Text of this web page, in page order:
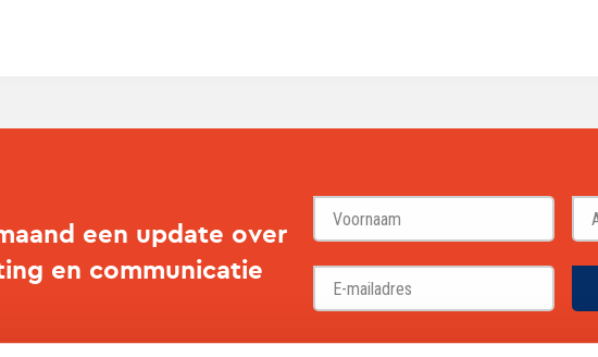
een update over
en communicatie
Voornaam